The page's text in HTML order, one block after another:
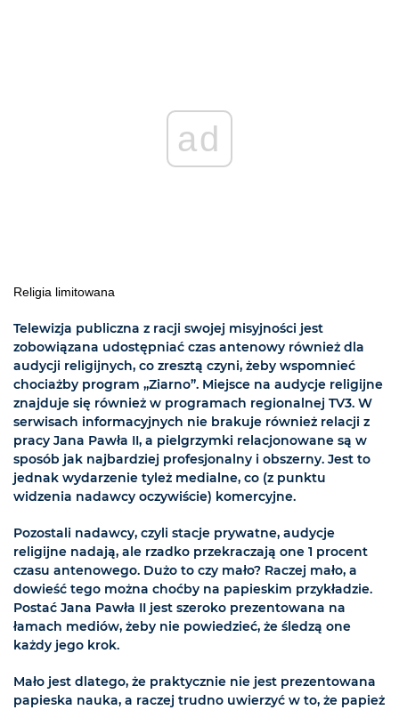
ad
Religia limitowana
Telewizja publiczna z racji swojej misyjności jest
zobowiązana udostępniać czas antenowy również dla
audycji religijnych, co zresztą czyni, żeby wspomnieć
chociażby program „Ziarno”. Miejsce na audycje religijne
znajduje się również w programach regionalnej TV3. W
serwisach informacyjnych nie brakuje również relacji z
pracy Jana Pawła II, a pielgrzymki relacjonowane są w
sposób jak najbardziej profesjonalny i obszerny. Jest to
jednak wydarzenie tyleż medialne, co (z punktu
widzenia nadawcy oczywiście) komercyjne.
Pozostali nadawcy, czyli stacje prywatne, audycje
religijne nadają, ale rzadko przekraczają one 1 procent
czasu antenowego. Dużo to czy mało? Raczej mało, a
dowieść tego można choćby na papieskim przykładzie.
Postać Jana Pawła II jest szeroko prezentowana na
łamach mediów, żeby nie powiedzieć, że śledzą one
każdy jego krok.
Mało jest dlatego, że praktycznie nie jest prezentowana
papieska nauka, a raczej trudno uwierzyć w to, że papież